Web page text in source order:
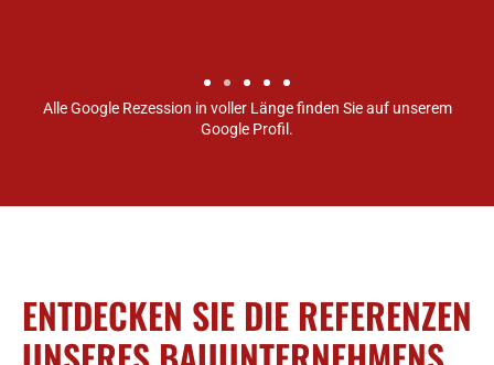
Alle Google Rezession in voller Länge finden Sie auf unserem
Google Profil.
ENTDECKEN SIE DIE REFERENZEN